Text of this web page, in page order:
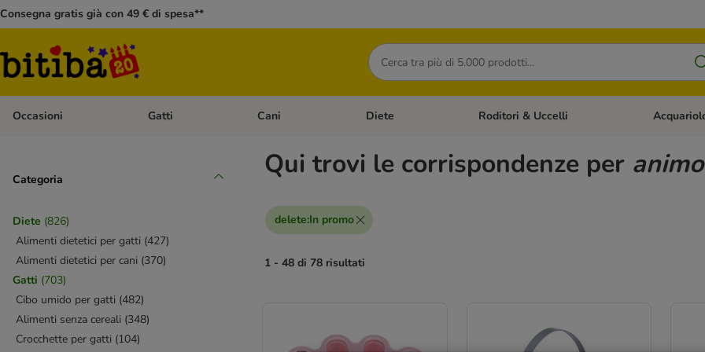
Consegna gratis già con 49 € di spesa**
Cerca
Occasioni Apri Menù Categoria: Occasioni
Gatti Apri Menù Categoria: Gatti
Cani Apri Menù Categoria: Cani
Diete Apri Menù Categoria: Diete
Roditori & Uccelli Apri Menù
Categoria
Diete (826)
Alimenti dietetici per gatti (427)
Alimenti dietetici per cani (370)
Gatti (703)
Cibo umido per gatti (482)
Alimenti senza cereali (348)
Crocchette per gatti (104)
Qui trovi le corrispondenze per
delete:In promo
1 - 48 di 78 risultati